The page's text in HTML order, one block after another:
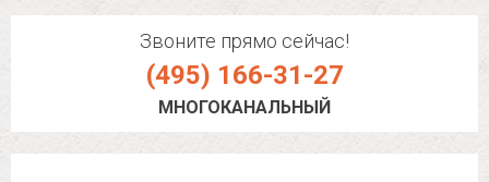
Звоните прямо сейчас!
(495) 166-31-27
МНОГОКАНАЛЬНЫЙ